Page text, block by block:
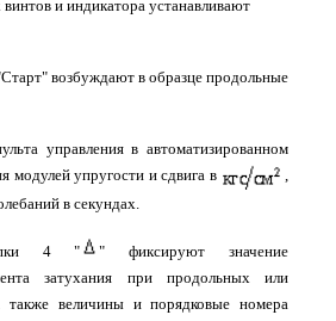
и индикатора устанавливают
возбуждают в образце продольные
управления в автоматизированном
модулей упругости и сдвига в
,
в секундах.
4 "
" фиксируют значение
затухания при продольных или
также величины и порядковые номера